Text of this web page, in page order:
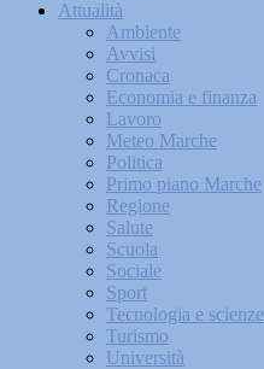
Attualità
Ambiente
Avvisi
Cronaca
Economia e finanza
Lavoro
Meteo Marche
Politica
Primo piano Marche
Regione
Salute
Scuola
Sociale
Sport
Tecnologia e scienze
Turismo
Università